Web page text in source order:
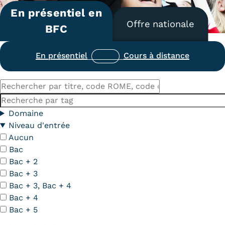
Carte lieux et centres Cnam en
BFC
Nos centres administratifs
Quoi de neuf au Cnam BFC?
Actualités
Contact
En présentiel en
BFC
Offre nationale
En présentiel Cours à distance
Rechercher
par
titre,
code
ROME,
code
du
diplôme
Mots-
clésDomaine
Niveau d'entrée
Aucun
Bac
Bac + 2
Bac + 3
Bac + 3, Bac + 4
Bac + 4
Bac + 5